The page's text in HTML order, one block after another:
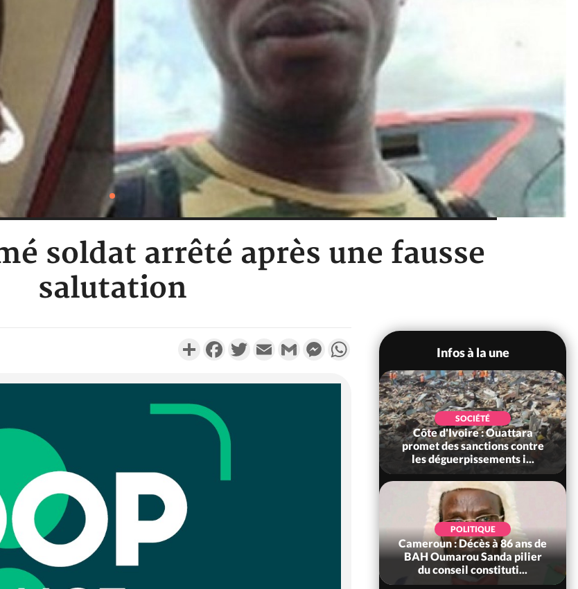
soldat arrêté après une fausse
salutation
PartagerFacebookTwitterEmail Gmail MessengerWhatsApp
Infos à la une
Côte d'Ivoire : Après le pari
réussi du 66e anniversaire,
SOCIÉTÉ
Côte d'Ivoire : Ouattara
promet des sanctions contre
les déguerpissements i...
POLITIQUE
Cameroun : Décès à 86 ans de
BAH Oumarou Sanda pilier
du conseil constituti...